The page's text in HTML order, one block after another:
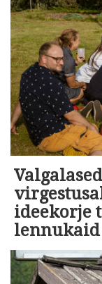
ideekorje